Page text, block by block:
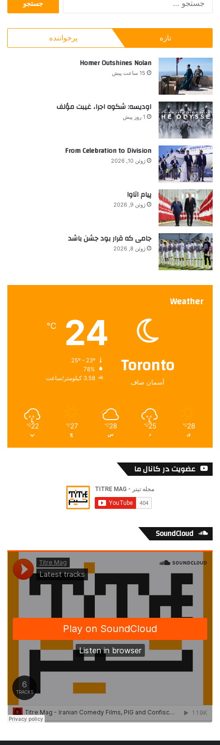
ب
ج
و
ب
تازه پرخواننده
Homer Outshines Nolan
15 ساعت پیش
اودیسه: شکوه اجرا، غیبت مؤلف
1 روز پیش
From Celebration to Division
ژوئن 10, 2026
پیام اتاوا
ژوئن 9, 2026
جامی که قرار بود جشن باشد
ژوئن 8, 2026
Weather
Toronto
آسمان صاف
24
℃
78%
3.58 کیلومتر/ساعت
28
℃
ی
25
℃
د
28
℃
س
27
℃
چ
22
℃
پ
عضویت در کانال ما
SoundCloud